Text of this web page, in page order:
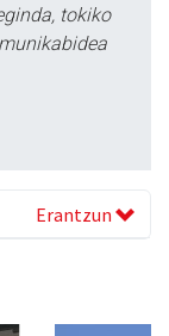
tokiko
Erantzun